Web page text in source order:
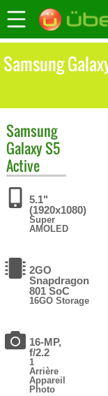
Samsung
Samsung
Galaxy S5
Active
5.1"
(1920x1080)
Super
AMOLED
2GO
Snapdragon
801 SoC
16GO Storage
16-MP,
f/2.2
1
Arrière
Appareil
Photo